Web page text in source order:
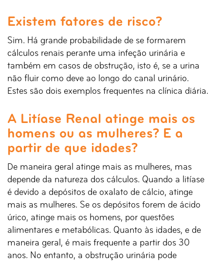
Existem fatores de risco?
Sim. Há grande probabilidade de se formarem
cálculos renais perante uma infeção urinária e
também em casos de obstrução, isto é, se a urina
não fluir como deve ao longo do canal urinário.
Estes são dois exemplos frequentes na clínica diária.
A Litíase Renal atinge mais os
homens ou as mulheres? E a
partir de que idades?
De maneira geral atinge mais as mulheres, mas
depende da natureza dos cálculos. Quando a litíase
é devido a depósitos de oxalato de cálcio, atinge
mais as mulheres. Se os depósitos forem de ácido
úrico, atinge mais os homens, por questões
alimentares e metabólicas. Quanto às idades, e de
maneira geral, é mais frequente a partir dos 30
anos. No entanto, a obstrução urinária pode